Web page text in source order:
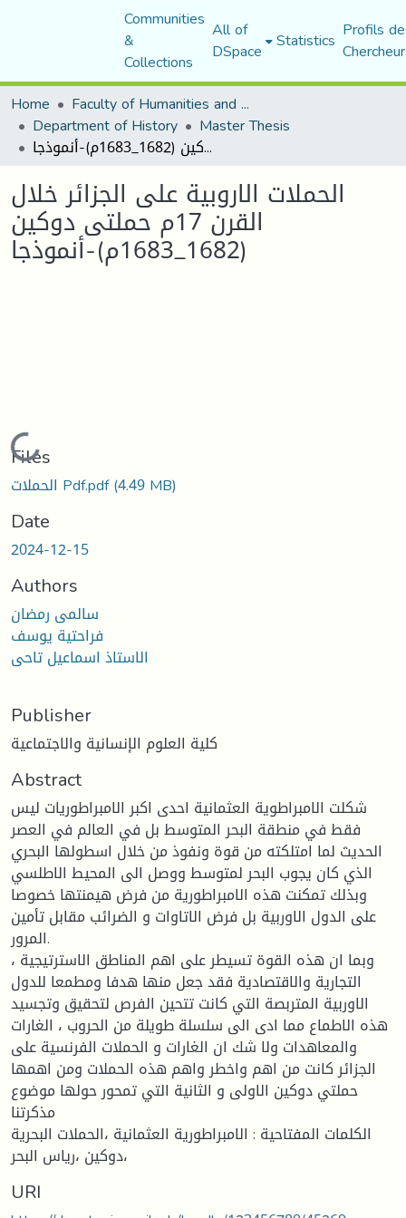
Communities
&
Collections
All of
DSpace Statistics Profils
Home
Faculty of Humanities and Social Sciences
Department of History Master Thesis
الحملات الاروبية على الجزائر خلال القرن 17م حملتى دوكين (1682_1683م)-أنموذجا
الحملات الاروبية على الجزائر خلال
القرن 17م حملتى دوكين
(1682_1683م)-أنموذجا
Loading...
Files
الحملات Pdf.pdf(4.49 MB)
Date
2024-12-15
Authors
سالمى رمضان
فراحتية يوسف
الاستاذ اسماعيل تاحى
Publisher
كلية العلوم الإنسانية والاجتماعية
Abstract
شكلت الامبراطوية العثمانية احدى اكبر الامبراطوريات ليس
فقط في منطقة البحر المتوسط بل في العالم في العصر
الحديث لما امتلكته من قوة ونفوذ من خلال اسطولها البحري
الذي كان يجوب البحر لمتوسط ووصل الى المحيط الاطلسي
وبذلك تمكنت هذه الامبراطورية من فرض هيمنتها خصوصا
على الدول الاوربية بل فرض الاتاوات و الضرائب مقابل تأمين
المرور.
وبما ان هذه القوة تسيطر على اهم المناطق الاسترتيجية ،
التجارية والاقتصادية فقد جعل منها هدفا ومطمعا للدول
الاوربية المتربصة التي كانت تتحين الفرص لتحقيق وتجسيد
هذه الاطماع مما ادى الى سلسلة طويلة من الحروب ، الغارات
والمعاهدات ولا شك ان الغارات و الحملات الفرنسية على
الجزائر كانت من اهم واخطر واهم هذه الحملات ومن اهمها
حملتي دوكين الاولى و الثانية التي تمحور حولها موضوع
مذكرتنا
الكلمات المفتاحية : الامبراطورية العثمانية ،الحملات البحرية
،دوكين ،رياس البحر
URI